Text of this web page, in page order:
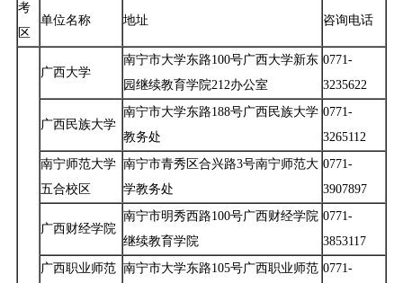
考
区
单位名称 地址 咨询电话
广西大学
南宁市大学东路100号广西大学新东
园继续教育学院212办公室
0771-
3235622
广西民族大学
南宁市大学东路188号广西民族大学
教务处
0771-
3265112
南宁师范大学
五合校区
南宁市青秀区合兴路3号南宁师范大
学教务处
0771-
3907897
广西财经学院
南宁市明秀西路100号广西财经学院
继续教育学院
0771-
3853117
广西职业师范 南宁市大学东路105号广西职业师范 0771-